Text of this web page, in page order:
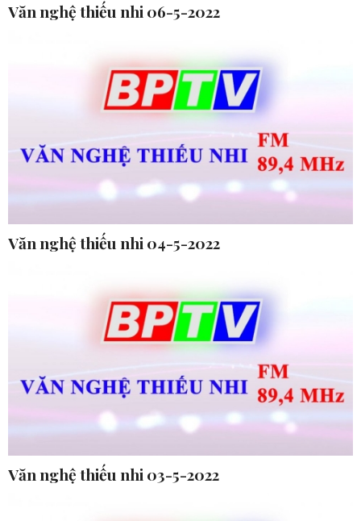
Văn nghệ thiếu nhi 06-5-2022
Văn nghệ thiếu nhi 04-5-2022
Văn nghệ thiếu nhi 03-5-2022